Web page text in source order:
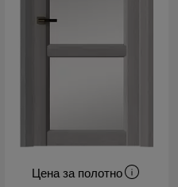
Цена за полотно